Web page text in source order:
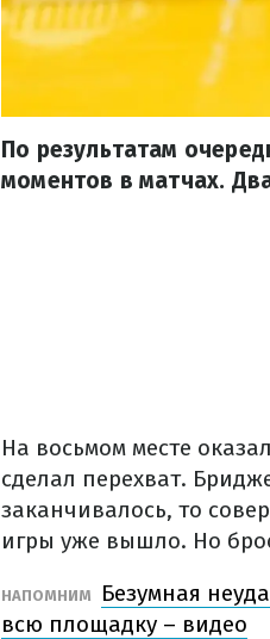
По результатам
моментов в матчах.
На восьмом месте
сделал перехват.
заканчивалось, то
игры уже вышло. Но
НАПОМНИМ
Безумная
всю площадку – видео